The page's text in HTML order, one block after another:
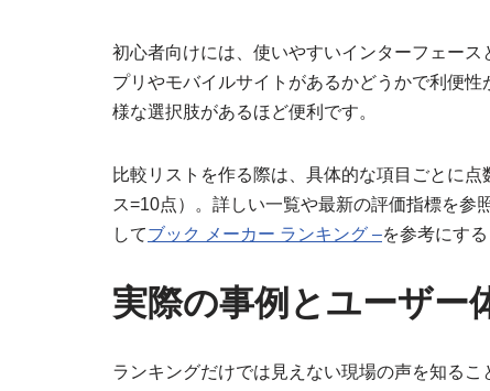
初心者向けには、使いやすいインターフェー
プリやモバイルサイトがあるかどうかで利便
様な選択肢があるほど便利です。
比較リストを作る際は、具体的な項目ごとに
ス=10点）。詳しい一覧や最新の評価指標を参
してブック メーカー ランキング –を参考にす
実際の事例とユーザー
ランキングだけでは見えない現場の声を知る